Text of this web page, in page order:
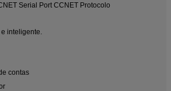
Serial Port CCNET Protocolo
inteligente.
contas